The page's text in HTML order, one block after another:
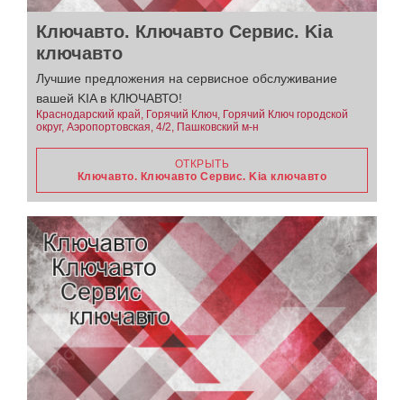
Ключавто. Ключавто Сервис. Kia
ключавто
Лучшие предложения на сервисное обслуживание
вашей KIA в КЛЮЧАВТО!
Краснодарский край, Горячий Ключ, Горячий Ключ городской
округ, Аэропортовская, 4/2, Пашковский м-н
ОТКРЫТЬ
Ключавто. Ключавто Сервис. Kia ключавто